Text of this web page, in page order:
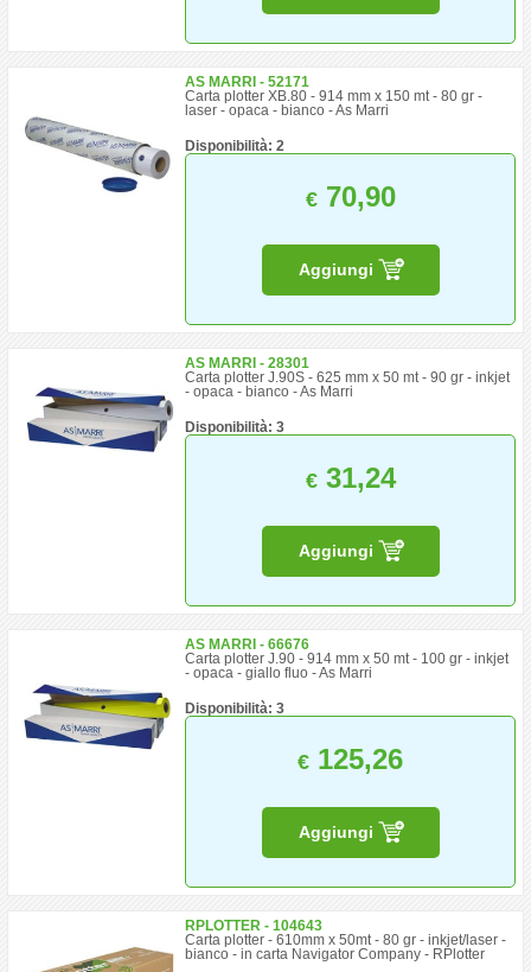
AS MARRI - 52171
Carta plotter XB.80 - 914 mm x 150 mt - 80 gr -
laser - opaca - bianco - As Marri
Disponibilità: 2
€70,90
Aggiungi
AS MARRI - 28301
Carta plotter J.90S - 625 mm x 50 mt - 90 gr - inkjet
- opaca - bianco - As Marri
Disponibilità: 3
€31,24
Aggiungi
AS MARRI - 66676
Carta plotter J.90 - 914 mm x 50 mt - 100 gr - inkjet
- opaca - giallo fluo - As Marri
Disponibilità: 3
€ 125,26
Aggiungi
RPLOTTER - 104643
Carta plotter - 610mm x 50mt - 80 gr - inkjet/laser -
bianco - in carta Navigator Company - RPlotter